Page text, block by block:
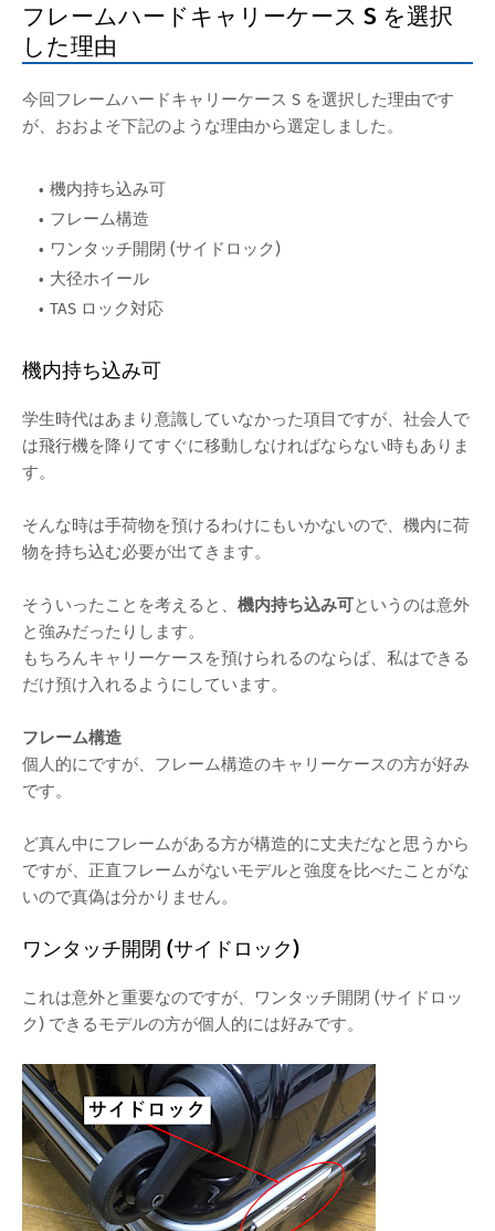
フレームハードキャリーケース S を選択
した理由
今回フレームハードキャリーケース S を選択した理由です
が、おおよそ下記のような理由から選定しました。
機内持ち込み可
フレーム構造
ワンタッチ開閉 (サイドロック)
大径ホイール
TAS ロック対応
機内持ち込み可
学生時代はあまり意識していなかった項目ですが、社会人で
は飛行機を降りてすぐに移動しなければならない時もありま
す。
そんな時は手荷物を預けるわけにもいかないので、機内に荷
物を持ち込む必要が出てきます。
そういったことを考えると、 機内持ち込み可というのは意外
と強みだったりします。
もちろんキャリーケースを預けられるのならば、私はできる
だけ預け入れるようにしています。
フレーム構造
個人的にですが、フレーム構造のキャリーケースの方が好み
です。
ど真ん中にフレームがある方が構造的に丈夫だなと思うから
ですが、正直フレームがないモデルと強度を比べたことがな
いので真偽は分かりません。
ワンタッチ開閉 (サイドロック)
これは意外と重要なのですが、ワンタッチ開閉 (サイドロッ
ク) できるモデルの方が個人的には好みです。